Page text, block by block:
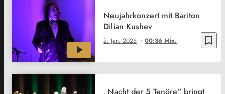
bookmark_border
2. Jan. 2026 00:36 Min.
Neujahrkonzert mit Bariton
Dilian Kushev
„Nacht der 5 Tenöre“ bringt